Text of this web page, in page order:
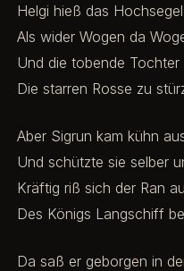
Helgi hieß das
Als wider Wogen da
Und die tobende Tochter
Die starren Rosse zu
Aber Sigrun kam kühn
Und schützte sie selber
Kräftig riß sich der Ran
Des Königs Langschiff
Da saß er geborgen in